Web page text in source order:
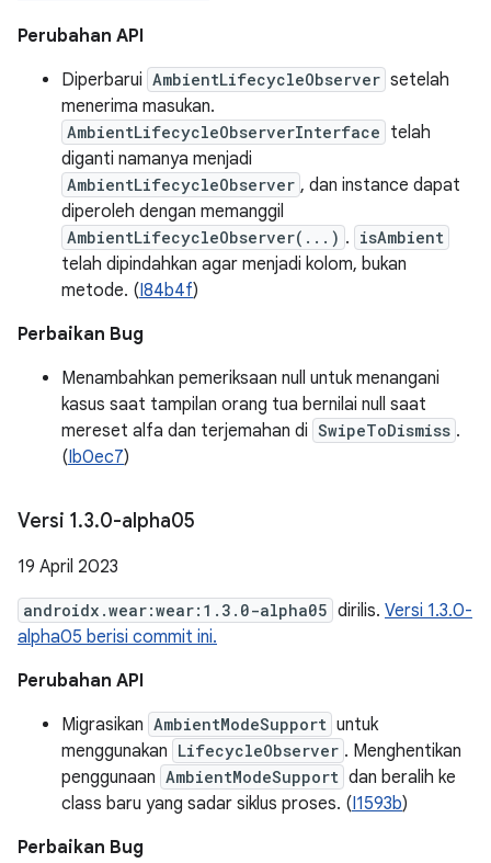
Perubahan API
Diperbarui AmbientLifecycleObserver setelah
menerima masukan.
AmbientLifecycleObserverInterface telah
diganti namanya menjadi
AmbientLifecycleObserver , dan instance dapat
diperoleh dengan memanggil
AmbientLifecycleObserver(...) . isAmbient
telah dipindahkan agar menjadi kolom, bukan
metode. (I84b4f)
Perbaikan Bug
Menambahkan pemeriksaan null untuk menangani
kasus saat tampilan orang tua bernilai null saat
mereset alfa dan terjemahan di SwipeToDismiss .
(Ib0ec7)
Versi 1.3.0-alpha05
19 April 2023
androidx.wear:wear:1.3.0-alpha05 dirilis. Versi 1.3.0-
alpha05 berisi commit ini.
Perubahan API
Migrasikan AmbientModeSupport untuk
menggunakan LifecycleObserver . Menghentikan
penggunaan AmbientModeSupport dan beralih ke
class baru yang sadar siklus proses. (I1593b)
Perbaikan Bug